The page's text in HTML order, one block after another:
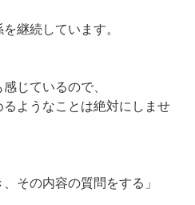
継続しています。
じているので、
ようなことは絶対にしませ
その内容の質問をする」